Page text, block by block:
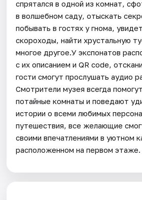
спрятался в одной из комнат,
в волшебном саду, отыскать
побывать в гостях у гнома,
скороходы, найти хрустальную
многое другое.У экспонатов
с их описанием и QR code,
гости смогут прослушать аудио
Смотрители музея всегда
потайные комнаты и поведают
истории о всеми любимых
путешествия, все желающие
своими впечатлениями в уютном
расположенном на первом этаже.